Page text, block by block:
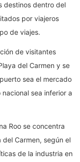
destinos dentro del
por viajeros
de viajes.
de visitantes
del Carmen y se
sea el mercado
sea inferior a
Roo se concentra
Carmen, según el
de la industria en